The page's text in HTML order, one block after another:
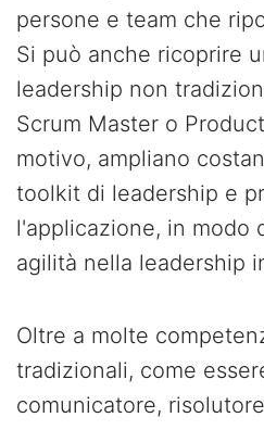
persone e team che
Si può anche ricoprire
leadership non
Scrum Master o
motivo, ampliano
toolkit di leadership e
l'applicazione, in modo
agilità nella leadership
Oltre a molte
tradizionali, come
comunicatore,